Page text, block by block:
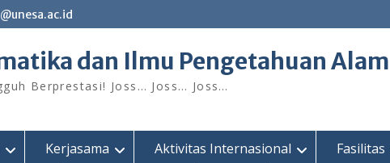
dan Ilmu Pengetahuan Alam
Berprestasi! Joss… Joss… Joss…
Kerjasama Aktivitas Internasional Fasilitas